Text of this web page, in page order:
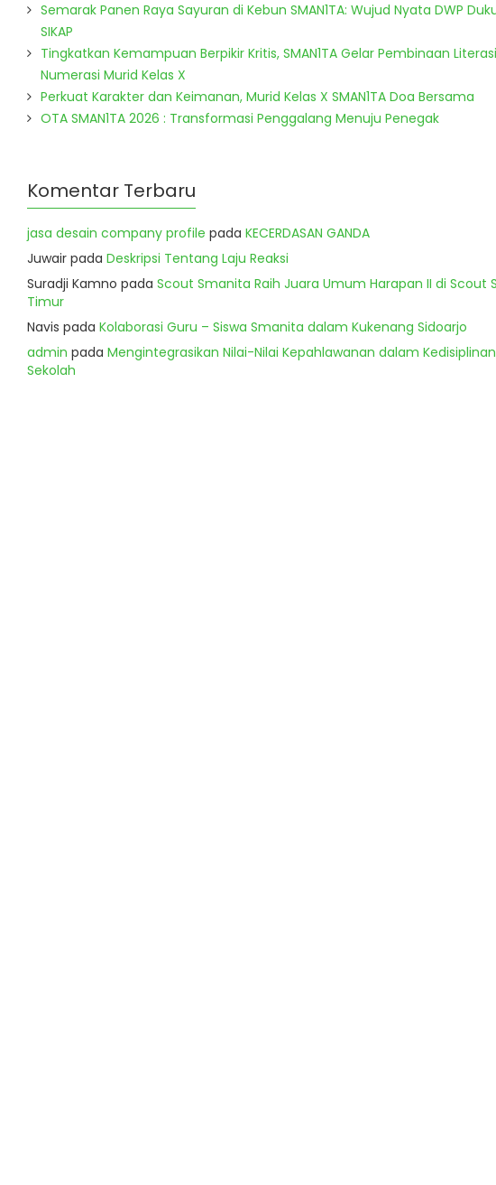
Semarak Panen Raya Sayuran di Kebun SMAN1TA: Wujud Nyata DWP
SIKAP
Tingkatkan Kemampuan Berpikir Kritis, SMAN1TA Gelar Pembinaan
Numerasi Murid Kelas X
Perkuat Karakter dan Keimanan, Murid Kelas X SMAN1TA Doa Bersama
OTA SMAN1TA 2026 : Transformasi Penggalang Menuju Penegak
Komentar Terbaru
jasa desain company profile pada KECERDASAN GANDA
Juwair pada Deskripsi Tentang Laju Reaksi
Suradji Kamno pada Scout Smanita Raih Juara Umum Harapan II di Scout
Timur
Navis pada Kolaborasi Guru – Siswa Smanita dalam Kukenang Sidoarjo
admin pada Mengintegrasikan Nilai-Nilai Kepahlawanan dalam
Sekolah